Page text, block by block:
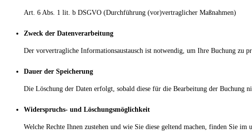
Art. 6 Abs. 1 lit. b DSGVO (Durchführung (vor)vertraglicher Maßnahmen)
Zweck der Datenverarbeitung
Der vorvertragliche Informationsaustausch ist notwendig, um Ihre Buchung zu
Dauer der Speicherung
Die Löschung der Daten erfolgt, sobald diese für die Bearbeitung der Buchung
Widerspruchs- und Löschungsmöglichkeit
Welche Rechte Ihnen zustehen und wie Sie diese geltend machen, finden Sie im